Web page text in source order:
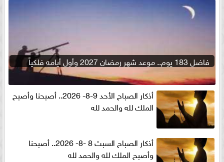
فاضل 183 يوم.. موعد شهر رمضان 2027 وأول أيامه فلكياً
أذكار الصباح الأحد 9-8- 2026.. أصبحنا وأصبح
الملك لله والحمد لله
أذكار الصباح السبت 8 -8- 2026.. أصبحنا
وأصبح الملك لله والحمد لله